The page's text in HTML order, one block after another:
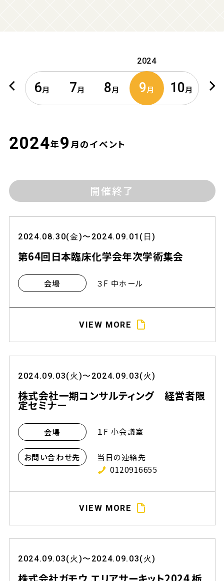
6月 7月 8月 9月 10月
2024年9 月のイベント
開催終了
2024.08.30(金)〜2024.09.01(日)
第64回日本臨床化学会年次学術集会
会場 ３F 中ホール
VIEW MORE
2024.09.03(火)〜2024.09.03(火)
株式会社一期コンサルティング 経営者限
定セミナー
会場 １F 小会議室
お問い合わせ先
当日の連絡先
0120916655
VIEW MORE
2024.09.03(火)〜2024.09.03(火)